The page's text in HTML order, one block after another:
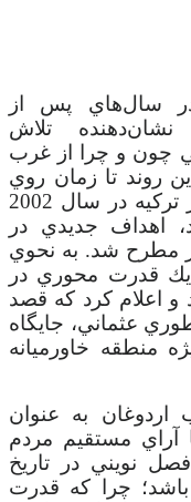
سال‌هاي پس از
تلاش
چون و چرا از غرب
روند تا زمان روي
کار آمدن حزب عدالت و توسعه در ترکيه در سال 2002
اهداف جديدي در
مطرح شد. به نحوي
قدرت محوري در
اعلام کرد که قصد
عثماني، جايگاه
منطقه خاورميانه
اردوغان به عنوان
آراي مستقيم مردم
نويني در تاريخ
چرا که قدرت